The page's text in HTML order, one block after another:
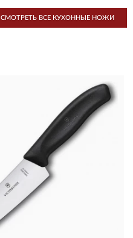
СМОТРЕТЬ ВСЕ КУХОННЫЕ НОЖИ